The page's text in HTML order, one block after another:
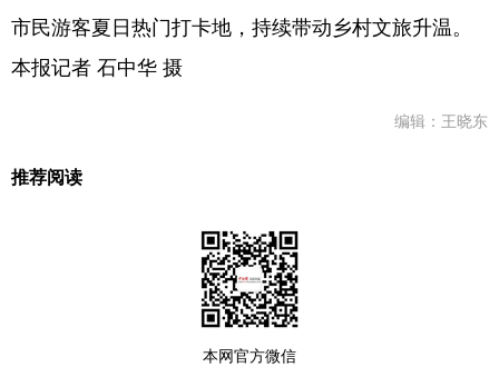
市民游客夏日热门打卡地，持续带动乡村文旅升温。
本报记者 石中华 摄
编辑：王晓东
推荐阅读
本网官方微信